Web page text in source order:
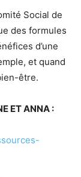
Social de
des formules
d’une
et quand
être.
ET ANNA :